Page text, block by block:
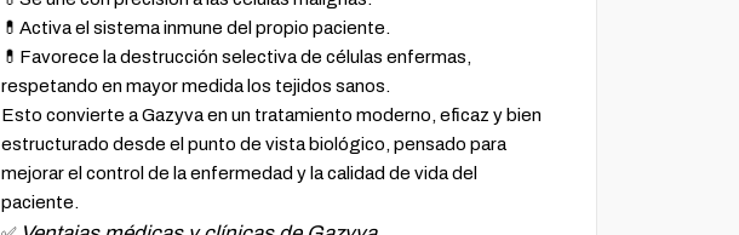
💊Activa el sistema inmune del propio paciente.
💊Favorece la destrucción selectiva de células enfermas,
respetando en mayor medida los tejidos sanos.
Esto convierte a Gazyva en un tratamiento moderno, eficaz y bien
estructurado desde el punto de vista biológico, pensado para
mejorar el control de la enfermedad y la calidad de vida del
paciente.